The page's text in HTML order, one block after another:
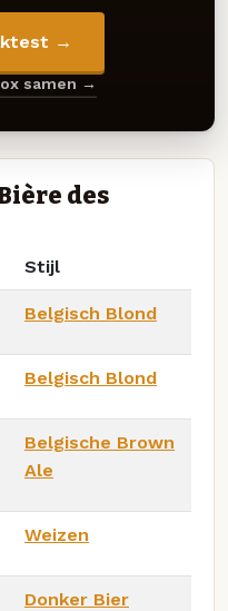
→
samen →
des
Stijl
Belgisch Blond
Belgisch Blond
Belgische Brown
Ale
Weizen
Donker Bier